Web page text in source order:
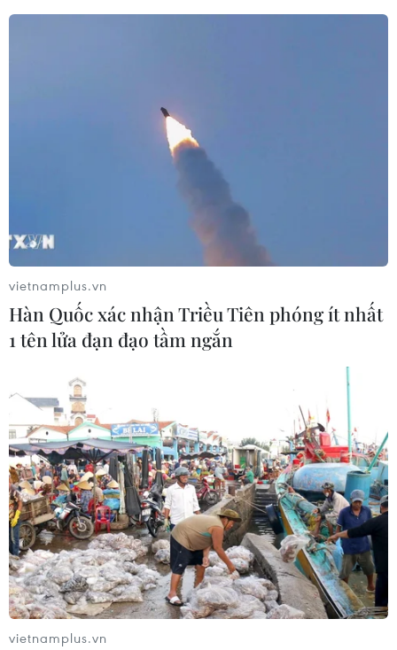
vietnamplus.vn
Hàn Quốc xác nhận Triều Tiên phóng ít nhất
1 tên lửa đạn đạo tầm ngắn
vietnamplus.vn